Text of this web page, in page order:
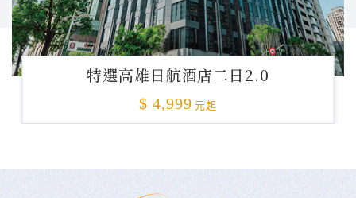
特選高雄日航酒店二日2.0
$ 4,999 元起